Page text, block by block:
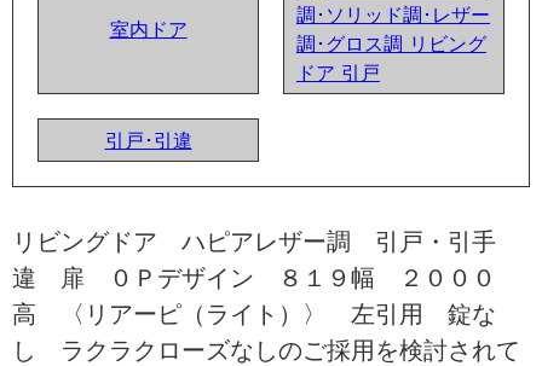
室内ドア
調･ソリッド調･レザー
調･グロス調 リビング
ドア 引戸
引戸･引違
リビングドア ハピアレザー調 引戸・引手
違 扉 ０Ｐデザイン ８１９幅 ２０００
高 〈リアーピ（ライト）〉 左引用 錠な
し ラクラクローズなしのご採用を検討されて